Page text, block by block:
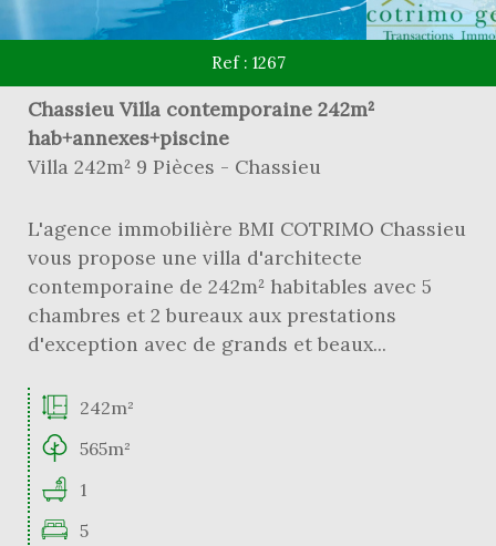
Ref : 1267
Chassieu Villa contemporaine 242m²
hab+annexes+piscine
Villa 242m² 9 Pièces - Chassieu
L'agence immobilière BMI COTRIMO Chassieu
vous propose une villa d'architecte
contemporaine de 242m² habitables avec 5
chambres et 2 bureaux aux prestations
d'exception avec de grands et beaux...
242m²
565m²
1
5